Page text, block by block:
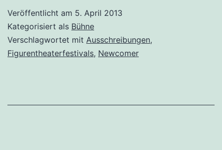
Veröffentlicht am 5. April 2013
Kategorisiert als Bühne
Verschlagwortet mit Ausschreibungen,
Figurentheaterfestivals, Newcomer